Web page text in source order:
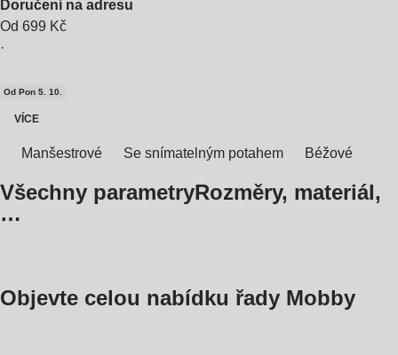
Doručení na adresu
Od 699 Kč
·
Od Pon 5. 10.
VÍCE
Manšestrové Se snímatelným potahem Béžové
Všechny parametryRozměry, materiál,
…
Objevte celou nabídku řady Mobby